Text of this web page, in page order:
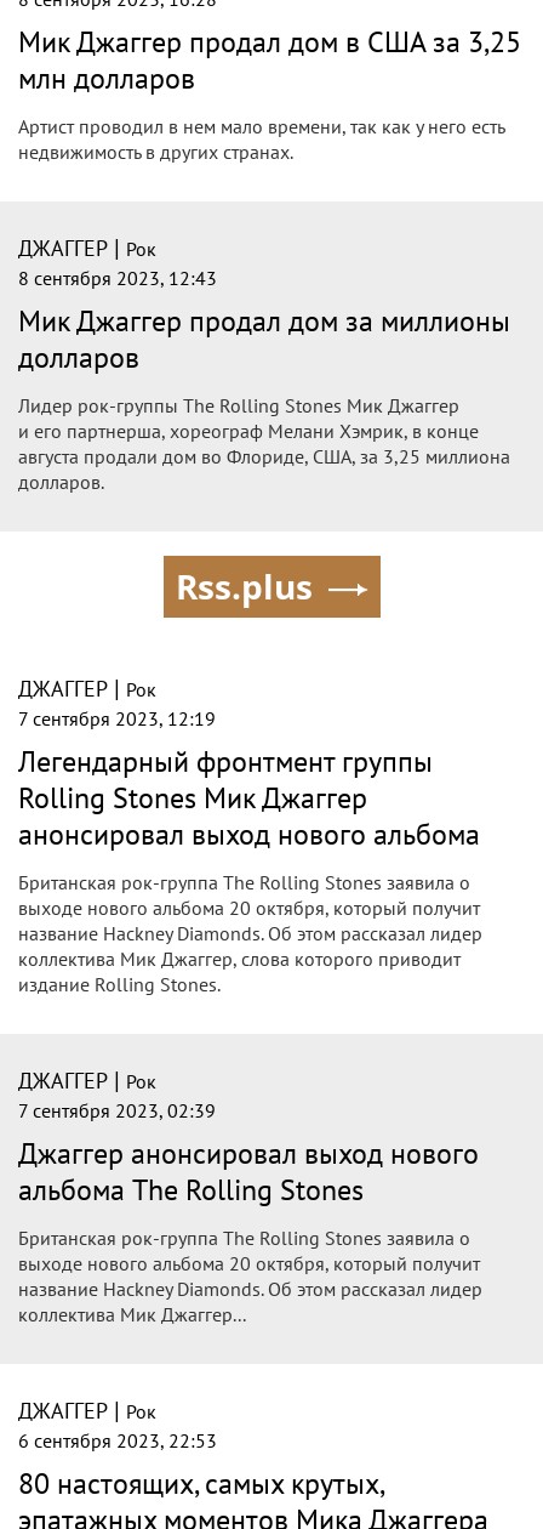
Мик Джаггер продал дом в США за 3,25
млн долларов
Артист проводил в нем мало времени, так как у него есть
недвижимость в других странах.
ДЖАГГЕР | Рок
8 сентября 2023, 12:43
Мик Джаггер продал дом за миллионы
долларов
Лидер рок-группы The Rolling Stones Мик Джаггер
и его партнерша, хореограф Мелани Хэмрик, в конце
августа продали дом во Флориде, США, за 3,25 миллиона
долларов.
ДЖАГГЕР | Рок
7 сентября 2023, 12:19
Легендарный фронтмент группы
Rolling Stones Мик Джаггер
анонсировал выход нового альбома
Британская рок-группа The Rolling Stones заявила о
выходе нового альбома 20 октября, который получит
название Hackney Diamonds. Об этом рассказал лидер
коллектива Мик Джаггер, слова которого приводит
издание Rolling Stones.
ДЖАГГЕР | Рок
7 сентября 2023, 02:39
Джаггер анонсировал выход нового
альбома The Rolling Stones
Британская рок-группа The Rolling Stones заявила о
выходе нового альбома 20 октября, который получит
название Hackney Diamonds. Об этом рассказал лидер
коллектива Мик Джаггер...
ДЖАГГЕР | Рок
6 сентября 2023, 22:53
80 настоящих, самых крутых,
эпатажных моментов Мика Джаггера
Rss.plus